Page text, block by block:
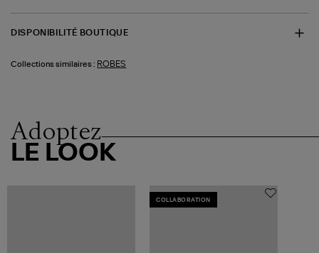
DISPONIBILITÉ BOUTIQUE
Collections similaires : ROBES
Adoptez
LE LOOK
COLLABORATION